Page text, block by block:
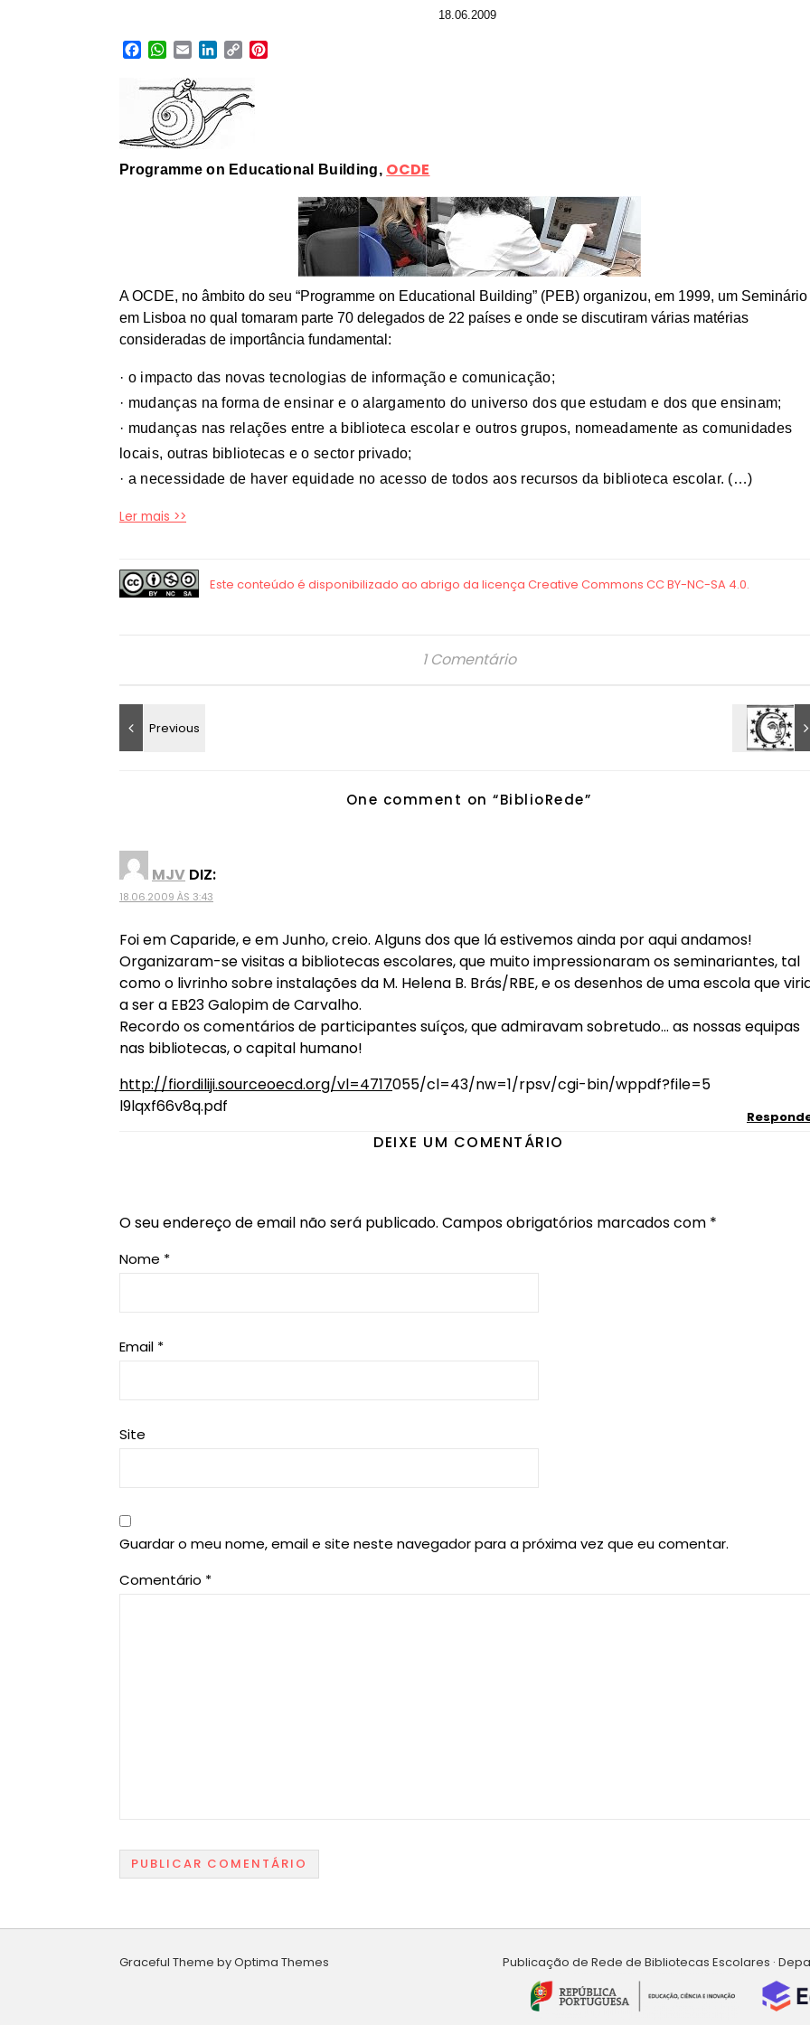
18.06.2009
Facebook
WhatsApp
EmailLinkedIn
Copy
Programme on Educational Building, OCDE
A OCDE, no âmbito do seu “Programme on Educational Building” (PEB) organizou, em 1999, um Seminário
em Lisboa no qual tomaram parte 70 delegados de 22 países e onde se discutiram várias matérias
consideradas de importância fundamental:
· o impacto das novas tecnologias de informação e comunicação;
· mudanças na forma de ensinar e o alargamento do universo dos que estudam e dos que ensinam;
· mudanças nas relações entre a biblioteca escolar e outros grupos, nomeadamente as comunidades
locais, outras bibliotecas e o sector privado;
· a necessidade de haver equidade no acesso de todos aos recursos da biblioteca escolar. (…)
Ler mais >>
1 Comentário
One comment on “BiblioRede”
MJV DIZ:
18.06.2009 ÀS 3:43
Foi em Caparide, e em Junho, creio. Alguns dos que lá estivemos ainda por aqui andamos!
Organizaram-se visitas a bibliotecas escolares, que muito impressionaram os seminariantes, tal
como o livrinho sobre instalações da M. Helena B. Brás/RBE, e os desenhos de uma escola que
a ser a EB23 Galopim de Carvalho.
Recordo os comentários de participantes suíços, que admiravam sobretudo… as nossas equipas
nas bibliotecas, o capital humano!
http://fiordiliji.sourceoecd.org/vl=4717055/cl=43/nw=1/rpsv/cgi-bin/wppdf?file=5
l9lqxf66v8q.pdf
DEIXE UM COMENTÁRIO
O seu endereço de email não será publicado. Campos obrigatórios marcados com *
Nome *
Email *
Site
Guardar o meu nome, email e site neste navegador para a próxima vez que eu comentar.
Comentário *
Publicação de Rede de Bibliotecas Escolares ·
Graceful Theme byOptima Themes